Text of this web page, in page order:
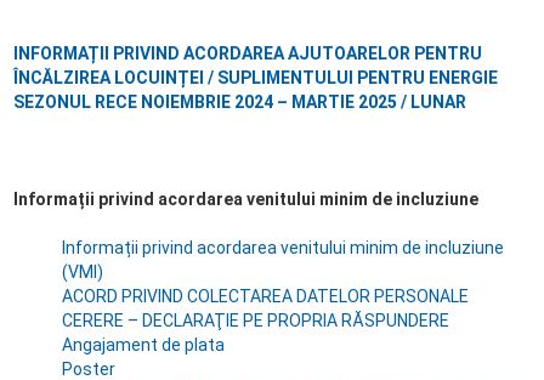
INFORMAȚII PRIVIND ACORDAREA AJUTOARELOR PENTRU
ÎNCĂLZIREA LOCUINȚEI / SUPLIMENTULUI PENTRU ENERGIE
SEZONUL RECE NOIEMBRIE 2024 – MARTIE 2025 / LUNAR
Informații privind acordarea venitului minim de incluziune
Informații privind acordarea venitului minim de incluziune
(VMI)
ACORD PRIVIND COLECTAREA DATELOR PERSONALE
CERERE – DECLARAŢIE PE PROPRIA RĂSPUNDERE
Angajament de plata
Poster